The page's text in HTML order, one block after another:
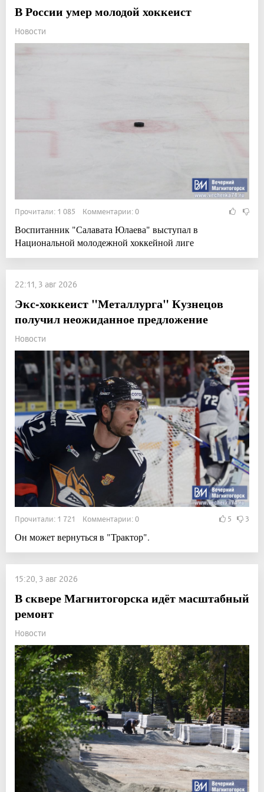
В России умер молодой хоккеист
Новости
Прочитали: 1 085 Комментарии: 0
Воспитанник "Салавата Юлаева" выступал в
Национальной молодежной хоккейной лиге
22:11, 3 авг 2026
Экс-хоккеист "Металлурга" Кузнецов
получил неожиданное предложение
Новости
Прочитали: 1 721 Комментарии: 0 5 3
Он может вернуться в "Трактор".
15:20, 3 авг 2026
В сквере Магнитогорска идёт масштабный
ремонт
Новости